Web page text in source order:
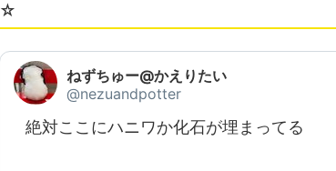
☆
ねずちゅー@かえりたい
@nezuandpotter
絶対ここにハニワか化石が埋まってる